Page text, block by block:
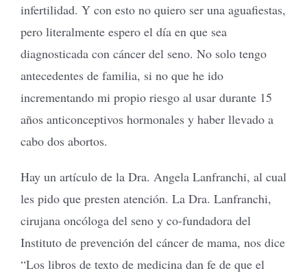
infertilidad. Y con esto no quiero ser una aguafiestas,
pero literalmente espero el día en que sea
diagnosticada con cáncer del seno. No solo tengo
antecedentes de familia, si no que he ido
incrementando mi propio riesgo al usar durante 15
años anticonceptivos hormonales y haber llevado a
cabo dos abortos.
Hay un artículo de la Dra. Angela Lanfranchi, al cual
les pido que presten atención. La Dra. Lanfranchi,
cirujana oncóloga del seno y co-fundadora del
Instituto de prevención del cáncer de mama, nos dice
“Los libros de texto de medicina dan fe de que el